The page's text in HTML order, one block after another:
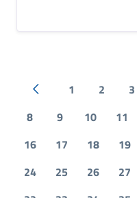
Pagina precedente
1 2 3
8
9 10 11
16
17 18 19
24
25 26 27